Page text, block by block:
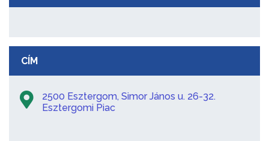
CÍM
2500 Esztergom, Simor János u. 26-32.
Esztergomi Piac